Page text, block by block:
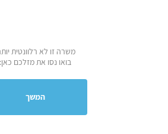
משרה זו לא רלוונטית
בואו נסו את מזלכם כאן:
המשך